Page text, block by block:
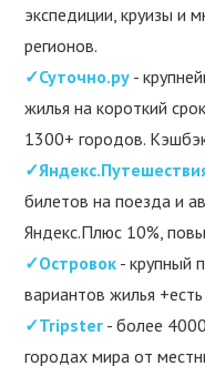
экспедиции, круизы и
регионов.
✓Суточно.ру -
жилья на короткий
1300+ городов.
билетов на поезда и
Яндекс.Плюс 10%,
✓Островок - крупный
вариантов жилья
✓Tripster - более
городах мира от